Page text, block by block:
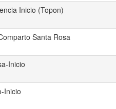
Inicio (Topon)
Santa Rosa
Inicio
Inicio